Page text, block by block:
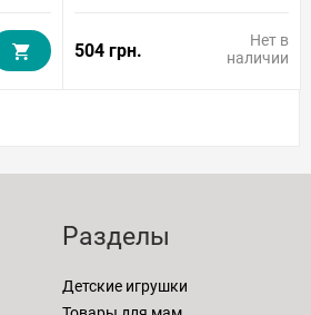
504 грн.
Нет в
наличии
Разделы
Детские игрушки